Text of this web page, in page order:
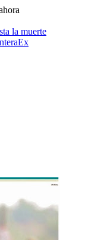
la muerte
Ex